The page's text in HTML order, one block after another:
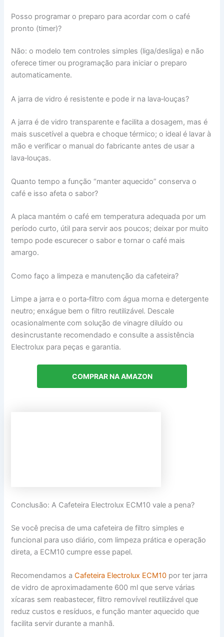
Posso programar o preparo para acordar com o café
pronto (timer)?
Não: o modelo tem controles simples (liga/desliga) e não
oferece timer ou programação para iniciar o preparo
automaticamente.
A jarra de vidro é resistente e pode ir na lava‑louças?
A jarra é de vidro transparente e facilita a dosagem, mas é
mais suscetível a quebra e choque térmico; o ideal é lavar à
mão e verificar o manual do fabricante antes de usar a
lava‑louças.
Quanto tempo a função “manter aquecido” conserva o
café e isso afeta o sabor?
A placa mantém o café em temperatura adequada por um
período curto, útil para servir aos poucos; deixar por muito
tempo pode escurecer o sabor e tornar o café mais
amargo.
Como faço a limpeza e manutenção da cafeteira?
Limpe a jarra e o porta‑filtro com água morna e detergente
neutro; enxágue bem o filtro reutilizável. Descale
ocasionalmente com solução de vinagre diluído ou
desincrustante recomendado e consulte a assistência
Electrolux para peças e garantia.
COMPRAR NA AMAZON
Conclusão: A Cafeteira Electrolux ECM10 vale a pena?
Se você precisa de uma cafeteira de filtro simples e
funcional para uso diário, com limpeza prática e operação
direta, a ECM10 cumpre esse papel.
Recomendamos aCafeteira Electrolux ECM10 por ter jarra
de vidro de aproximadamente 600 ml que serve várias
xícaras sem reabastecer, filtro removível reutilizável que
reduz custos e resíduos, e função manter aquecido que
facilita servir durante a manhã.